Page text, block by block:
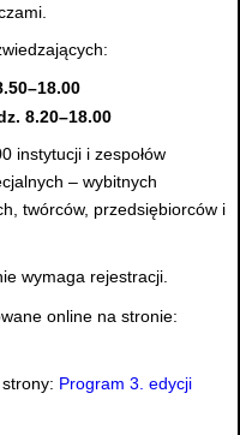
8.20–18.00
instytucji i zespołów
– wybitnych
twórców, przedsiębiorców i
wymaga rejestracji.
online na stronie:
Program 3. edycji